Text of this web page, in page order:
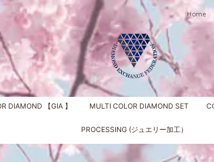
Home
DIAMOND 【GIA 】 MULTI COLOR DIAMOND SET
PROCESSING (ジュエリー加工）